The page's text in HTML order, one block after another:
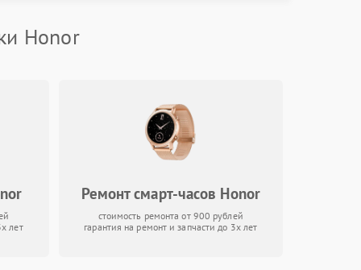
Honor
лет
Ремонт смарт-часов Honor
стоимость ремонта от 900 рублей
гарантия на ремонт и запчасти до 3х лет